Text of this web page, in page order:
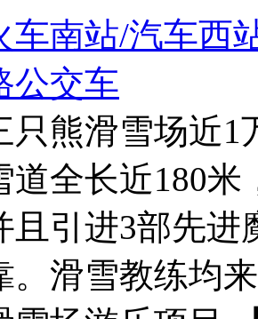
车南站/汽车西
公交车
只熊滑雪场近1
道全长近180
且引进3部先进
。滑雪教练均